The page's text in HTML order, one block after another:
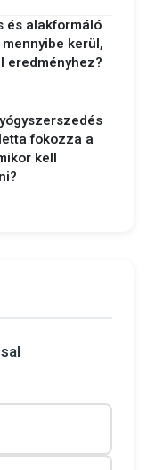
és alakformáló
kerül,
eredményhez?
fokozza a
kell